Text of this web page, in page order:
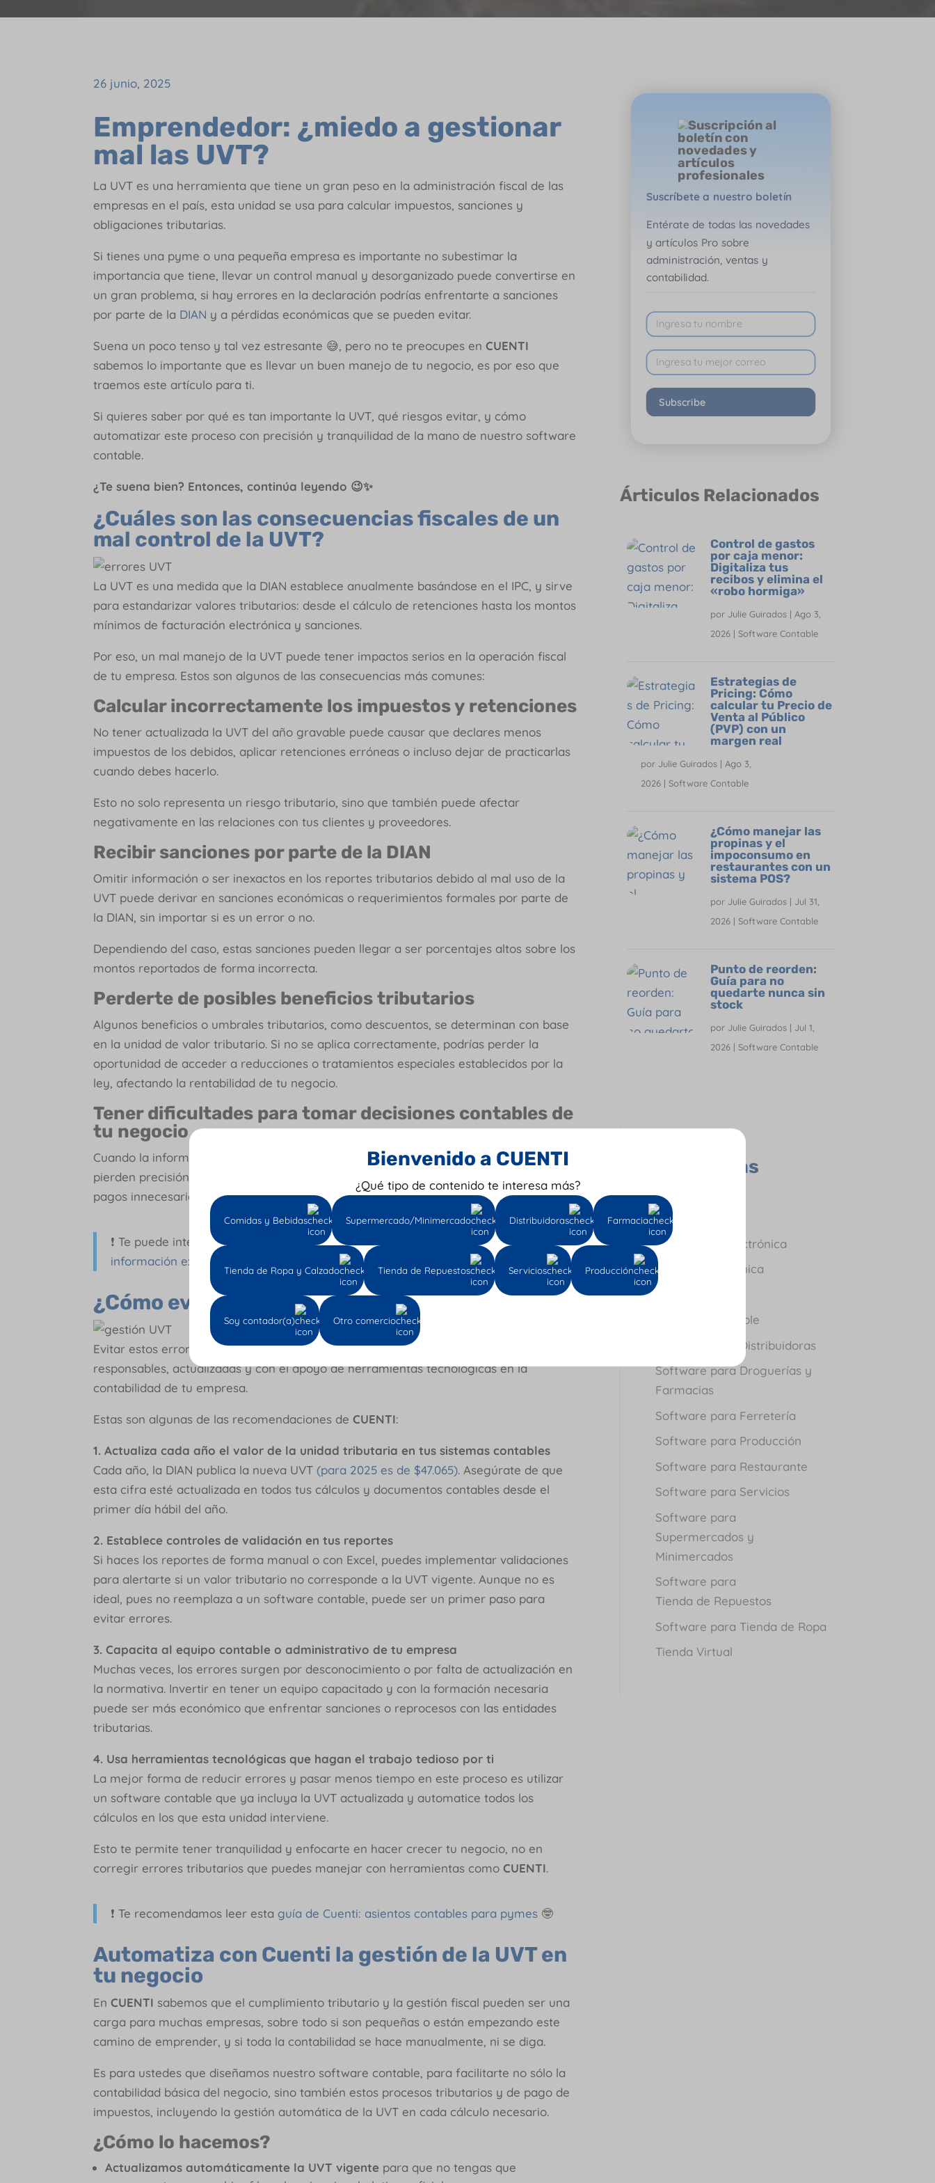
26 junio, 2025
Emprendedor: ¿miedo a gestionar
mal las UVT?
La UVT es una herramienta que tiene un gran peso en la administración fiscal de las
empresas en el país, esta unidad se usa para calcular impuestos, sanciones y
obligaciones tributarias.
Si tienes una pyme o una pequeña empresa es importante no subestimar la
importancia que tiene, llevar un control manual y desorganizado puede convertirse en
un gran problema, si hay errores en la declaración podrías enfrentarte a sanciones
por parte de la DIAN y a pérdidas económicas que se pueden evitar.
Suena un poco tenso y tal vez estresante 😅, pero no te preocupes enCUENTI
sabemos lo importante que es llevar un buen manejo de tu negocio, es por eso que
traemos este artículo para ti.
Si quieres saber por qué es tan importante la UVT, qué riesgos evitar, y cómo
automatizar este proceso con precisión y tranquilidad de la mano de nuestro software
contable.
¿Te suena bien? Entonces, continúa leyendo 😉✨
¿Cuáles son las consecuencias fiscales de un
mal control de la UVT?
La UVT es una medida que la DIAN establece anualmente basándose en el IPC, y sirve
para estandarizar valores tributarios: desde el cálculo de retenciones hasta los montos
mínimos de facturación electrónica y sanciones.
Por eso, un mal manejo de la UVT puede tener impactos serios en la operación fiscal
de tu empresa. Estos son algunos de las consecuencias más comunes:
Calcular incorrectamente los impuestos y retenciones
No tener actualizada la UVT del año gravable puede causar que declares menos
impuestos de los debidos, aplicar retenciones erróneas o incluso dejar de practicarlas
cuando debes hacerlo.
Esto no solo representa un riesgo tributario, sino que también puede afectar
negativamente en las relaciones con tus clientes y proveedores.
Recibir sanciones por parte de la DIAN
Omitir información o ser inexactos en los reportes tributarios debido al mal uso de la
UVT puede derivar en sanciones económicas o requerimientos formales por parte de
la DIAN, sin importar si es un error o no.
Dependiendo del caso, estas sanciones pueden llegar a ser porcentajes altos sobre los
montos reportados de forma incorrecta.
Perderte de posibles beneficios tributarios
Algunos beneficios o umbrales tributarios, como descuentos, se determinan con base
en la unidad de valor tributario. Si no se aplica correctamente, podrías perder la
oportunidad de acceder a reducciones o tratamientos especiales establecidos por la
ley, afectando la rentabilidad de tu negocio.
Tener dificultades para tomar decisiones contables de
tu negocio
Cuando la información tributaria no está bien calculada, los informes contables
pierden precisión. Esto puede generar decisiones empresariales equivocadas, como
pagos innecesarios o falta de provisiones para impuestos futuros.
❗ Te puede interesar este artículo deTributación 101: ¿qué es el formato 2276 de
información exógena?
¿Cómo evitar errores en la gestión de UVT?
Evitar estos errores es completamente posible si procuras implementar prácticas
responsables, actualizadas y con el apoyo de herramientas tecnológicas en la
contabilidad de tu empresa.
Estas son algunas de las recomendaciones deCUENTI:
1. Actualiza cada año el valor de la unidad tributaria en tus sistemas contables
Cada año, la DIAN publica la nueva UVT(para 2025 es de $47.065). Asegúrate de que
esta cifra esté actualizada en todos tus cálculos y documentos contables desde el
primer día hábil del año.
2. Establece controles de validación en tus reportes
Si haces los reportes de forma manual o con Excel, puedes implementar validaciones
para alertarte si un valor tributario no corresponde a la UVT vigente. Aunque no es
ideal, pues no reemplaza a un software contable, puede ser un primer paso para
evitar errores.
3. Capacita al equipo contable o administrativo de tu empresa
Muchas veces, los errores surgen por desconocimiento o por falta de actualización en
la normativa. Invertir en tener un equipo capacitado y con la formación necesaria
puede ser más económico que enfrentar sanciones o reprocesos con las entidades
tributarias.
4. Usa herramientas tecnológicas que hagan el trabajo tedioso por ti
La mejor forma de reducir errores y pasar menos tiempo en este proceso es utilizar
un software contable que ya incluya la UVT actualizada y automatice todos los
cálculos en los que esta unidad interviene.
Esto te permite tener tranquilidad y enfocarte en hacer crecer tu negocio, no en
corregir errores tributarios que puedes manejar con herramientas comoCUENTI.
❗ Te recomendamos leer esta guía de Cuenti: asientos contables para pymes 🤓
Automatiza con Cuenti la gestión de la UVT en
tu negocio
EnCUENTI sabemos que el cumplimiento tributario y la gestión fiscal pueden ser una
carga para muchas empresas, sobre todo si son pequeñas o están empezando este
camino de emprender, y si toda la contabilidad se hace manualmente, ni se diga.
Es para ustedes que diseñamos nuestro software contable, para facilitarte no sólo la
contabilidad básica del negocio, sino también estos procesos tributarios y de pago de
impuestos, incluyendo la gestión automática de la UVT en cada cálculo necesario.
¿Cómo lo hacemos?
Actualizamos automáticamente la UVT vigente para que no tengas que
Suscríbete a nuestro boletín
Entérate de todas las novedades
y artículos Pro sobre
administración, ventas y
contabilidad.
Subscribe
Árticulos Relacionados
Control de gastos
por caja menor:
Digitaliza tus
recibos y elimina el
«robo hormiga»
por Julie Guirados| Ago 3,
2026| Software Contable
Estrategias de
Pricing: Cómo
calcular tu Precio de
Venta al Público
(PVP) con un
margen real
por Julie Guirados| Ago 3,
2026| Software Contable
¿Cómo manejar las
propinas y el
impoconsumo en
restaurantes con un
sistema POS?
por Julie Guirados| Jul 31,
2026| Software Contable
Punto de reorden:
Guía para no
quedarte nunca sin
stock
por Julie Guirados| Jul 1,
2026| Software Contable
Categorías
Contador
Empresas
Facturación Electrónica
Nómina Electrónica
Software Contable
Software para Distribuidoras
Software para Droguerías y
Farmacias
Software para Ferretería
Software para Producción
Software para Restaurante
Software para Servicios
Software para
Supermercados y
Minimercados
Software para
Tienda de Repuestos
Software para Tienda de Ropa
Tienda Virtual
Bienvenido a CUENTI
¿Qué tipo de contenido te interesa más?
Comidas y Bebidas Supermercado/Minimercado Distribuidoras Farmacia
Tienda de Ropa y Calzado Tienda de Repuestos Servicios Producción
Soy contador(a) Otro comercio